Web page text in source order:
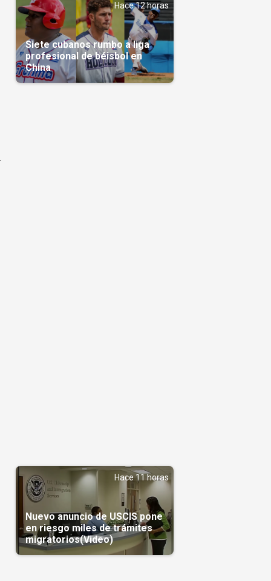
Hace 12 horas
Siete cubanos rumbo a liga
profesional de béisbol en
China
Hace 11 horas
Nuevo anuncio de USCIS pone
en riesgo miles de trámites
migratorios(Video)